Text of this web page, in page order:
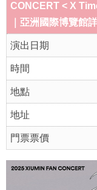
CONCERT < X
｜亞洲國際博覽館
演出日期
時間
地點
地址
門票票價